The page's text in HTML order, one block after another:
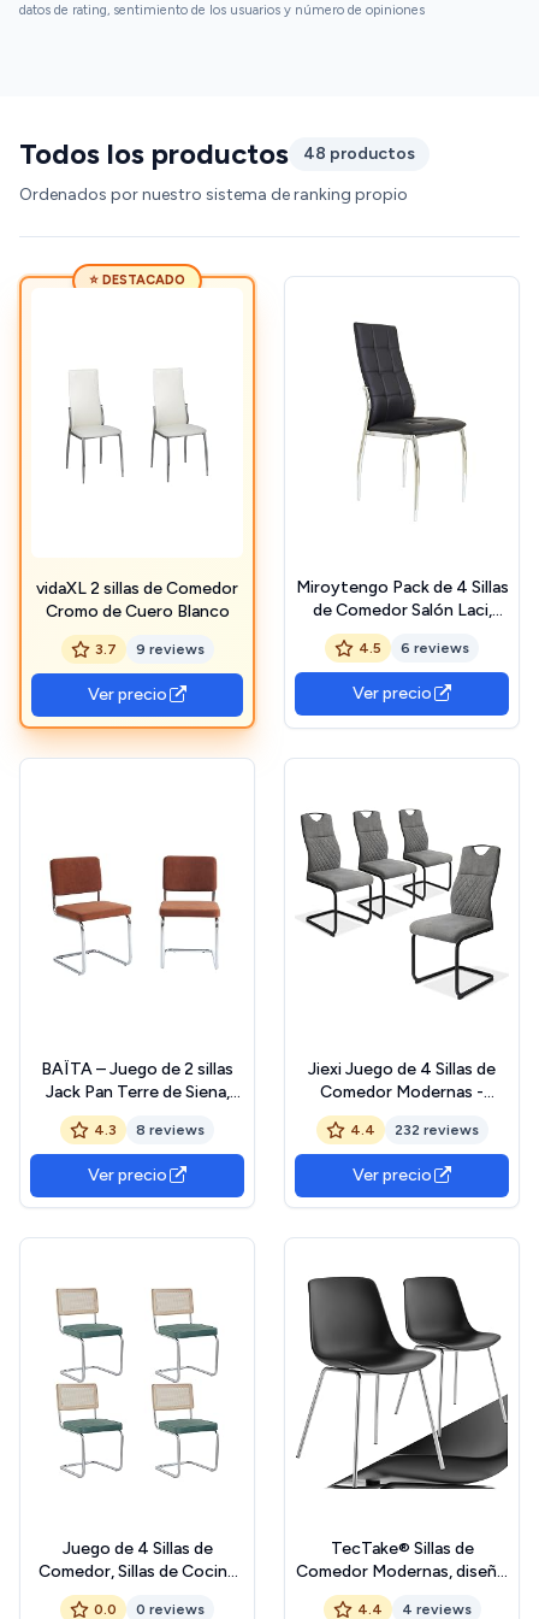
datos de rating, sentimiento de los usuarios y número de opiniones
Todos los productos
48 productos
Ordenados por nuestro sistema de ranking propio
⭐ DESTACADO
vidaXL 2 sillas de Comedor
Cromo de Cuero Blanco
3.7 9 reviews
Ver precio
Miroytengo Pack de 4 Sillas
de Comedor Salón Laci,
Polipiel Cromadas Negro
45x101x51 cm
4.5 6 reviews
Ver precio
BAÏTA – Juego de 2 sillas
Jack Pan Terre de Siena,
Patas de Metal Cromado
4.3 8 reviews
Ver precio
Jiexi Juego de 4 Sillas de
Comedor Modernas -
Respaldo Alto, Tela
Tecnológica Acolchada,
Asiento de Piel Sintética,
Patas Cromadas, Auxiliares
para Salón (Gris)
4.4 232 reviews
Ver precio
Juego de 4 Sillas de
Comedor, Sillas de Cocina
Modernas con Respaldo de
0.0 0 reviews
TecTake® Sillas de
Comedor Modernas, diseño
ergonómico con Respaldo
4.4 4 reviews